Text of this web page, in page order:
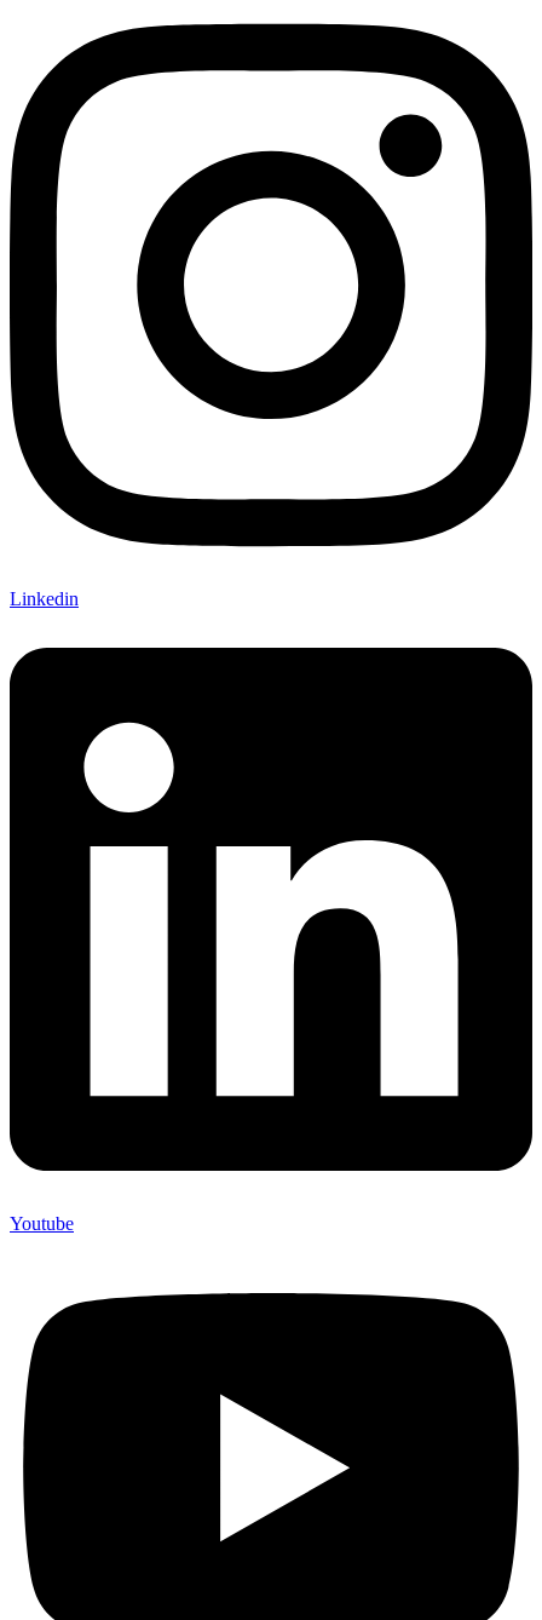
Linkedin
Youtube